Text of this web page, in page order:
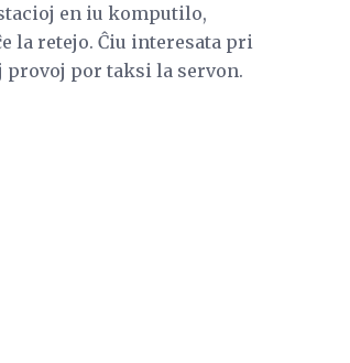
en iu komputilo,
la retejo. Ĉiu interesata pri
provoj por taksi la servon.